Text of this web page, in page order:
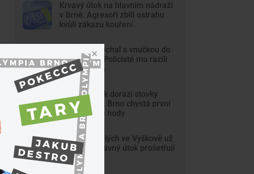
Krvavý útok na hlavním nádraží
v Brně. Agresoři zbili ostrahu
kvůli zákazu kouření
Dědeček spěchal s vnučkou do
nemocnice. Policisté mu razili
cestu Brnem
Na Svoboďák dorazí stovky
krojovaných. Brno chystá první
celoměstské hody
Gang nezletilých ve Vyškově už
dořádil. Nedávný útok prošetřují
kriminalisté